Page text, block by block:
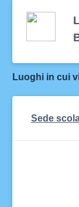
Luoghi in cui
Sede